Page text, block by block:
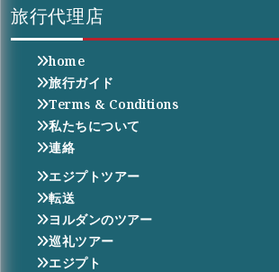
旅行代理店
home
旅行ガイド
Terms & Conditions
私たちについて
連絡
エジプトツアー
転送
ヨルダンのツアー
巡礼ツアー
エジプト